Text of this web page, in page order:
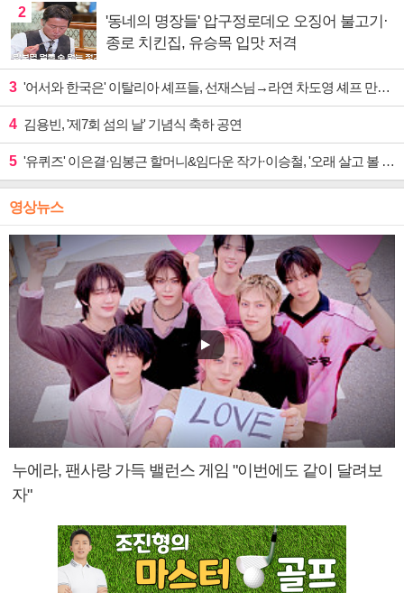
2
'동네의 명장들' 압구정로데오 오징어 불고기·
종로 치킨집, 유승목 입맛 저격
3 '어서와 한국은' 이탈리아 셰프들, 선재스님→라연 차도영 셰프 만난다
4 김용빈, '제7회 섬의 날' 기념식 축하 공연
5 '유퀴즈' 이은결·임봉근 할머니&임다운 작가·이승철, '오래 살고 볼 일' 특집 출격
영상뉴스
누에라, 팬사랑 가득 밸런스 게임 "이번에도 같이 달려보
자"